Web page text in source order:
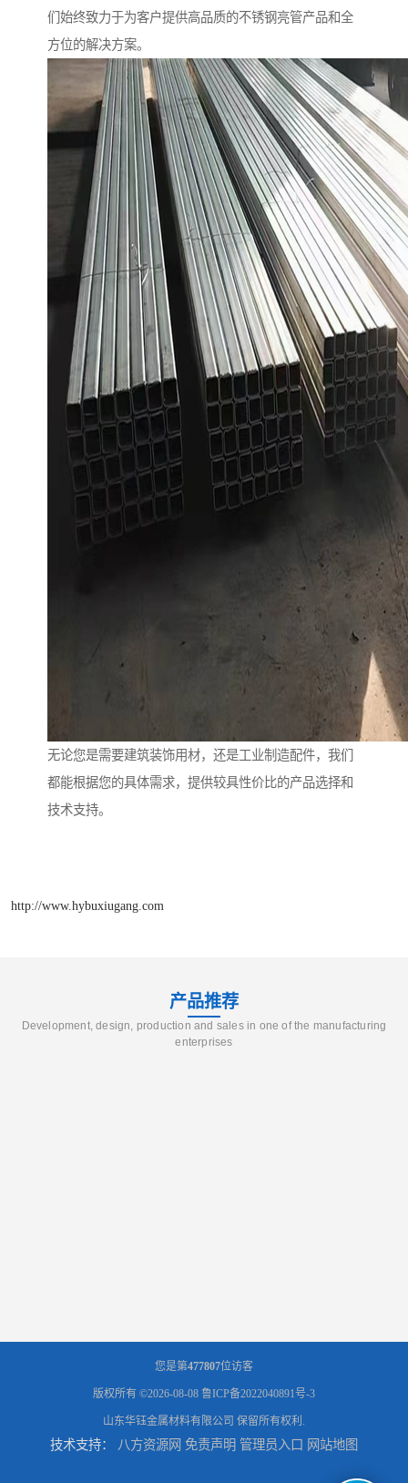
们始终致力于为客户提供高品质的不锈钢亮管产品和全
方位的解决方案。
无论您是需要建筑装饰用材，还是工业制造配件，我们
都能根据您的具体需求，提供较具性价比的产品选择和
技术支持。
http://www.hybuxiugang.com
产品推荐
Development, design, production and sales in one of the manufacturing
enterprises
您是第477807位访客
版权所有 ©2026-08-08 鲁ICP备2022040891号-3
山东华钰金属材料有限公司 保留所有权利.
技术支持： 八方资源网 免责声明 管理员入口 网站地图